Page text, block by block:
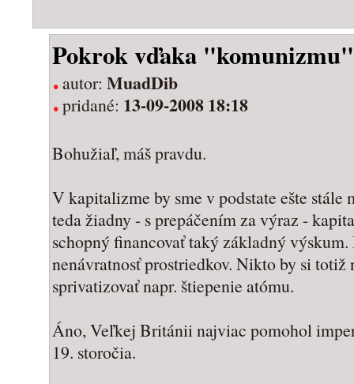
Pokrok vďaka "komunizmu"
autor: MuadDib
pridané: 13-09-2008 18:18
Bohužiaľ, máš pravdu.
V kapitalizme by sme v podstate ešte
teda žiadny - s prepáčením za výraz -
schopný financovať taký základný
nenávratnosť prostriedkov. Nikto by si
sprivatizovať napr. štiepenie atómu.
Áno, Veľkej Británii najviac pomohol
19. storočia.